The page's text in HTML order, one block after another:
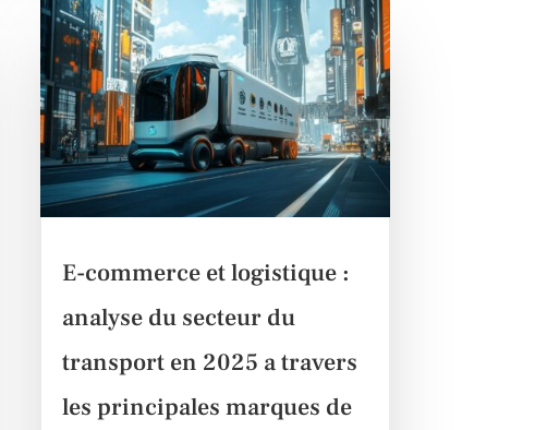
E-commerce et logistique :
analyse du secteur du
transport en 2025 a travers
les principales marques de